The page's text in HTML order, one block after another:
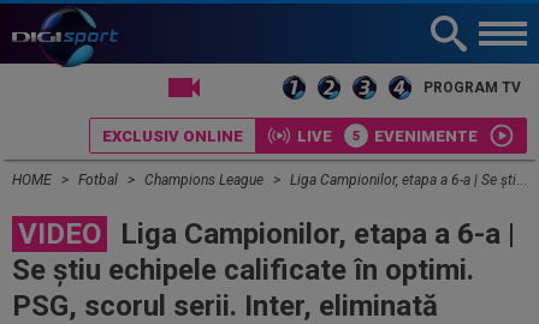
PROGRAM TV
EXCLUSIV ONLINE LIVE EVENIMENTE
HOME Fotbal Champions League Liga Campionilor, etapa a 6-a | Se știu echipele calificate în optimi. PSG, scorul serii. Inter, eliminată surprinzător
VIDEO
Liga Campionilor, etapa a 6-a |
Se știu echipele calificate în optimi.
PSG, scorul serii. Inter, eliminată